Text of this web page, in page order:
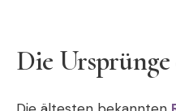
Die